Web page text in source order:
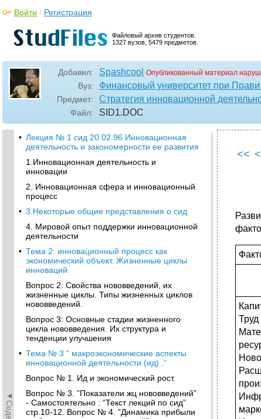
Файловый архив студентов.
1327 вузов, 5479 предметов.
Войти / Регистрация
Добавил: Spashcool Опубликованный материал
Вуз: Финансовый университет при
Предмет: Стратегия инновационной
Файл: SID1.DOC
• Лекция № 1 сид 20.02.96 Инновационная
деятельность и закономерности ее развития
1.Инновационная деятельность и
инновации
2. Инновационная сфера и инновационный
процесс
• 3.Некоторые общие представления о сид
4. Мировой опыт поддержки инновационной
деятельности
• Тема 2: инновационный процесс как
экономический объект. Жизненные циклы
инноваций
Вопрос 2: Свойства нововведений, их
жизненные циклы. Типы жизненных циклов
нововведений.
Вопрос 3: Основные стадии жизненного
цикла нововведения. Их структура и
тенденции улучшения
• Тема № 3 “ макроэкономические аспекты
инновационной деятельности (ид) .”
Вопрос № 1. Ид и экономический рост.
Вопрос № 3. ”Показатели жц нововведений”
- Самостоятельно : “Текст лекций по сид”
стр.10-12. Вопрос № 4. ”Динамика прибыли
<<
Труд